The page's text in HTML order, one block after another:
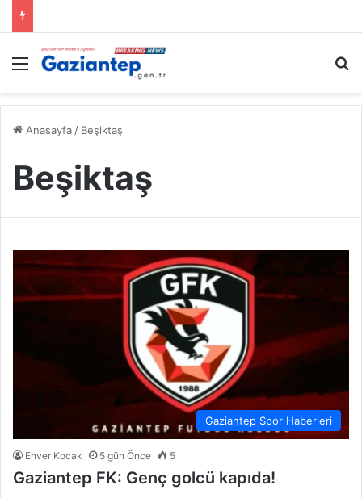
Menü
Anasayfa / Beşiktaş
Beşiktaş
Gaziantep Spor Haberleri
Enver Kocak 5 gün Önce 5
Gaziantep FK: Genç golcü kapıda!